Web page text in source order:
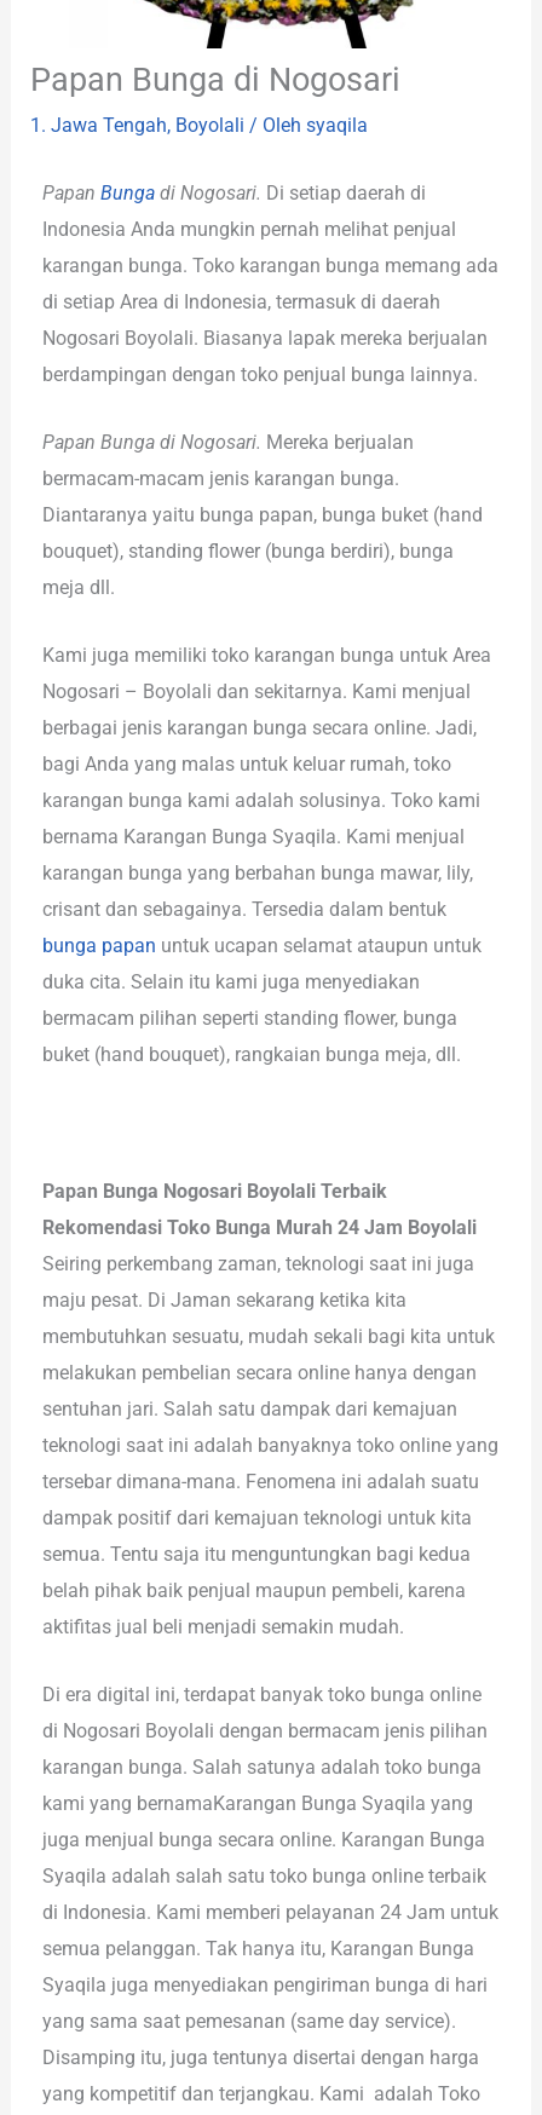
Papan Bunga di Nogosari
1. Jawa Tengah, Boyolali / Olehsyaqila
Papan Bunga di Nogosari. Di setiap daerah di
Indonesia Anda mungkin pernah melihat penjual
karangan bunga. Toko karangan bunga memang ada
di setiap Area di Indonesia, termasuk di daerah
Nogosari Boyolali. Biasanya lapak mereka berjualan
berdampingan dengan toko penjual bunga lainnya.
Papan Bunga di Nogosari. Mereka berjualan
bermacam-macam jenis karangan bunga.
Diantaranya yaitu bunga papan, bunga buket (hand
bouquet), standing flower (bunga berdiri), bunga
meja dll.
Kami juga memiliki toko karangan bunga untuk Area
Nogosari – Boyolali dan sekitarnya. Kami menjual
berbagai jenis karangan bunga secara online. Jadi,
bagi Anda yang malas untuk keluar rumah, toko
karangan bunga kami adalah solusinya. Toko kami
bernama Karangan Bunga Syaqila. Kami menjual
karangan bunga yang berbahan bunga mawar, lily,
crisant dan sebagainya. Tersedia dalam bentuk
bunga papan untuk ucapan selamat ataupun untuk
duka cita. Selain itu kami juga menyediakan
bermacam pilihan seperti standing flower, bunga
buket (hand bouquet), rangkaian bunga meja, dll.
Papan Bunga Nogosari Boyolali Terbaik
Rekomendasi Toko Bunga Murah 24 Jam Boyolali
Seiring perkembang zaman, teknologi saat ini juga
maju pesat. Di Jaman sekarang ketika kita
membutuhkan sesuatu, mudah sekali bagi kita untuk
melakukan pembelian secara online hanya dengan
sentuhan jari. Salah satu dampak dari kemajuan
teknologi saat ini adalah banyaknya toko online yang
tersebar dimana-mana. Fenomena ini adalah suatu
dampak positif dari kemajuan teknologi untuk kita
semua. Tentu saja itu menguntungkan bagi kedua
belah pihak baik penjual maupun pembeli, karena
aktifitas jual beli menjadi semakin mudah.
Di era digital ini, terdapat banyak toko bunga online
di Nogosari Boyolali dengan bermacam jenis pilihan
karangan bunga. Salah satunya adalah toko bunga
kami yang bernamaKarangan Bunga Syaqila yang
juga menjual bunga secara online. Karangan Bunga
Syaqila adalah salah satu toko bunga online terbaik
di Indonesia. Kami memberi pelayanan 24 Jam untuk
semua pelanggan. Tak hanya itu, Karangan Bunga
Syaqila juga menyediakan pengiriman bunga di hari
yang sama saat pemesanan (same day service).
Disamping itu, juga tentunya disertai dengan harga
yang kompetitif dan terjangkau. Kami adalah Toko